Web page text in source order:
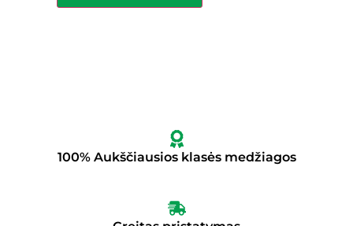
100% Aukščiausios klasės medžiagos